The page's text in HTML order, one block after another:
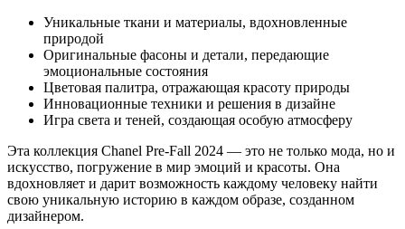
Уникальные ткани и материалы, вдохновленные
природой
Оригинальные фасоны и детали, передающие
эмоциональные состояния
Цветовая палитра, отражающая красоту природы
Инновационные техники и решения в дизайне
Игра света и теней, создающая особую атмосферу
Эта коллекция Chanel Pre-Fall 2024 — это не только мода, но и
искусство, погружение в мир эмоций и красоты. Она
вдохновляет и дарит возможность каждому человеку найти
свою уникальную историю в каждом образе, созданном
дизайнером.